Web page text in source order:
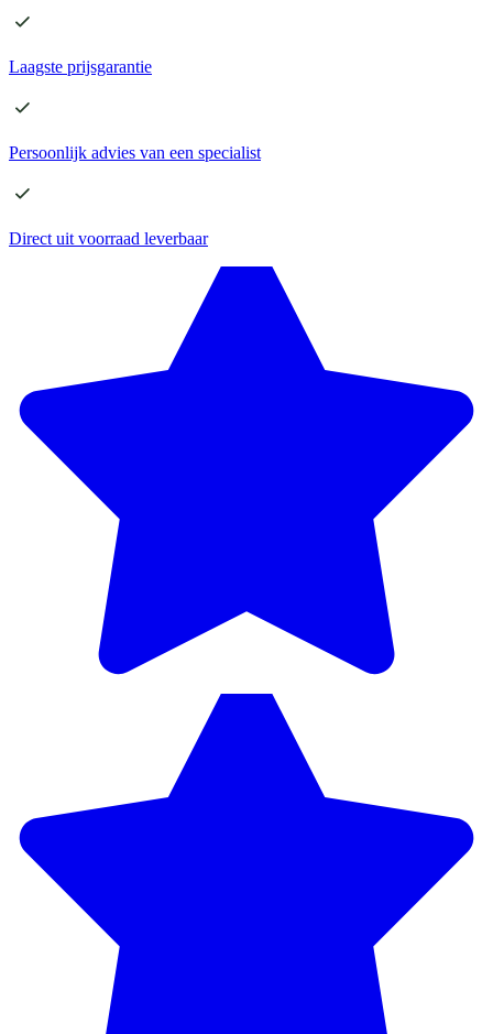
Laagste prijsgarantie
Persoonlijk advies van een specialist
Direct uit voorraad leverbaar